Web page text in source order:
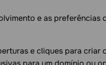
e as preferências
e cliques para criar